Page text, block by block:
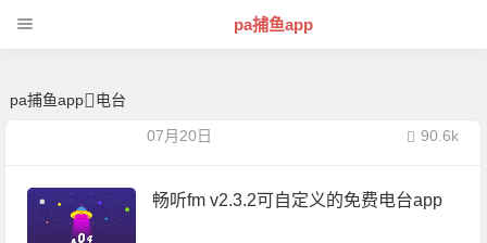
pa捕鱼app
pa捕鱼app 电台
07月20日 90.6k
畅听fm v2.3.2可自定义的免费电台app